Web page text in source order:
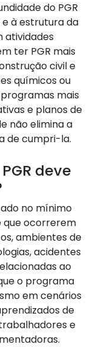
do PGR
à estrutura da
atividades
ter PGR mais
civil e
químicos ou
mais
e planos de
não elimina a
de cumpri-la.
deve
no mínimo
que ocorrerem
ambientes de
acidentes
ao
o programa
em cenários
de
e